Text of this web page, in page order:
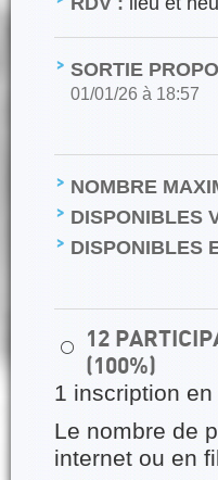
SORTIE
01/01/26 à 18:57
NOMBRE
DISPONIBLES
DISPONIBLES
⚪
12
(100%)
1 inscription
Le nombre de
internet ou en